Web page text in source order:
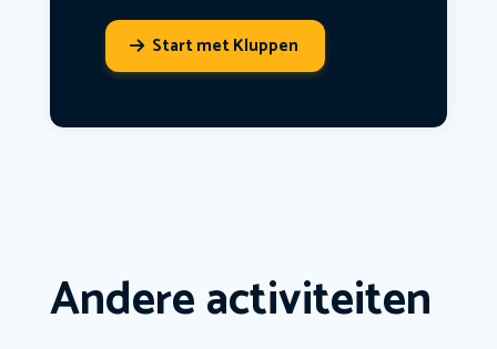
Start met Kluppen
Andere activiteiten